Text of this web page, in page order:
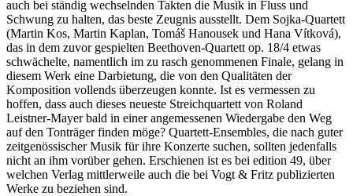
auch bei ständig wechselnden Takten die Musik in Fluss und
Schwung zu halten, das beste Zeugnis ausstellt. Dem Sojka-Quartett
(Martin Kos, Martin Kaplan, Tomáš Hanousek und Hana Vítková),
das in dem zuvor gespielten Beethoven-Quartett op. 18/4 etwas
schwächelte, namentlich im zu rasch genommenen Finale, gelang in
diesem Werk eine Darbietung, die von den Qualitäten der
Komposition vollends überzeugen konnte. Ist es vermessen zu
hoffen, dass auch dieses neueste Streichquartett von Roland
Leistner-Mayer bald in einer angemessenen Wiedergabe den Weg
auf den Tonträger finden möge? Quartett-Ensembles, die nach guter
zeitgenössischer Musik für ihre Konzerte suchen, sollten jedenfalls
nicht an ihm vorüber gehen. Erschienen ist es bei edition 49, über
welchen Verlag mittlerweile auch die bei Vogt & Fritz publizierten
Werke zu beziehen sind.